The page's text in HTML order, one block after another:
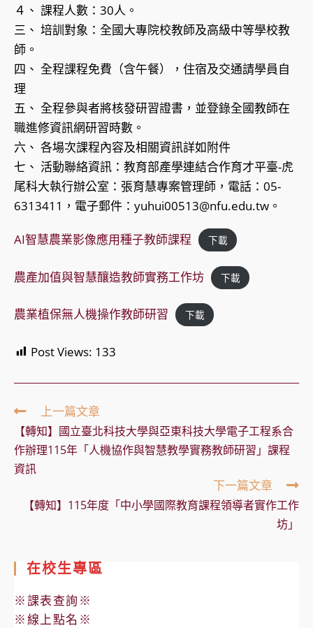
４、 課程人數：30人。
三、 培訓對象：全國大專院校教師及高級中等學校教
師。
四、 全程課程免費（含午餐），住宿及交通請學員自
理
五、 全程參與者將核發研習證書，並登錄全國教師在
職進修資訊網研習時數。
六、 各場次課程內容及相關資訊詳如附件
七、 活動聯絡資訊：教育部產學連結合作育才平臺-虎
尾科大執行辦公室：張育慧專案管理師，電話：05-
6313411，電子郵件：yuhui00513@nfu.edu.tw。
AI智慧農業影像應用種子教師課程 下載
農產加值與智慧釀造教師實務工作坊 下載
農業植保無人機操作教師研習 下載
Post Views: 133
Read
more
articles
上一篇文章
【轉知】國立臺北科技大學與亞東科技大學電子工程系合
作辦理115年「人機協作與智慧教學實務教師研習」課程
資訊
下一篇文章
【轉知】115年度「中小學國際教育課程領導者實作工作
坊」
在校生專區
※課表查詢※
※線上點名※